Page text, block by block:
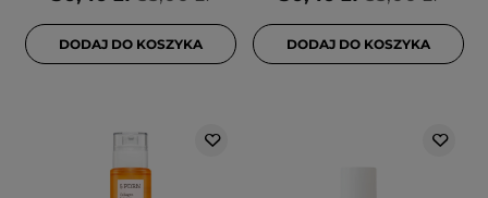
DODAJ DO KOSZYKA DODAJ DO KOSZYKA